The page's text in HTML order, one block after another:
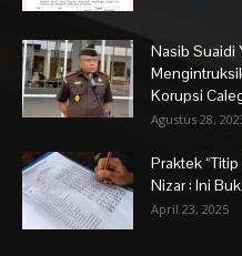
Nasib Suaidi
Korupsi
Agustus 28,
Praktek
Nizar : Ini
April 23, 2025